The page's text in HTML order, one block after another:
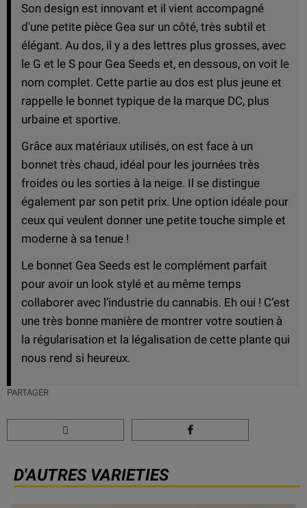
Son design est innovant et il vient accompagné
d'une petite pièce Gea sur un côté, très subtil et
élégant. Au dos, il y a des lettres plus grosses, avec
le G et le S pour Gea Seeds et, en dessous, on voit le
nom complet. Cette partie au dos est plus jeune et
rappelle le bonnet typique de la marque DC, plus
urbaine et sportive.
Grâce aux matériaux utilisés, on est face à un
bonnet très chaud, idéal pour les journées très
froides ou les sorties à la neige. Il se distingue
également par son petit prix. Une option idéale pour
ceux qui veulent donner une petite touche simple et
moderne à sa tenue !
Le bonnet Gea Seeds est le complément parfait
pour avoir un look stylé et au même temps
collaborer avec l’industrie du cannabis. Eh oui ! C’est
une très bonne manière de montrer votre soutien à
la régularisation et la légalisation de cette plante qui
nous rend si heureux.
PARTAGER
D'AUTRES VARIETIES